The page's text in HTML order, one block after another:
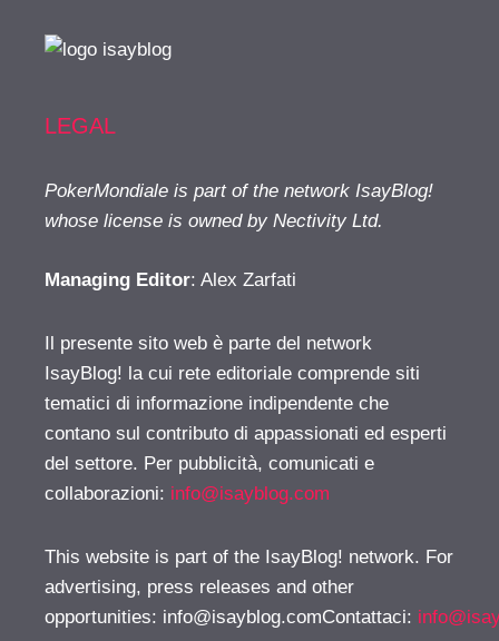
LEGAL
PokerMondiale is part of the network IsayBlog!
whose license is owned by Nectivity Ltd.
Managing Editor: Alex Zarfati
Il presente sito web è parte del network
IsayBlog! la cui rete editoriale comprende siti
tematici di informazione indipendente che
contano sul contributo di appassionati ed esperti
del settore. Per pubblicità, comunicati e
collaborazioni: info@isayblog.com
This website is part of the IsayBlog! network. For
advertising, press releases and other
opportunities: info@isayblog.comContattaci: